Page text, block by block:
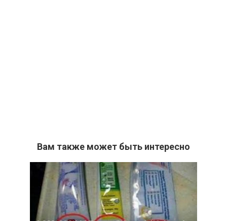
Вам также может быть интересно